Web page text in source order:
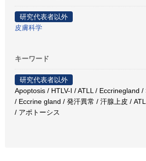
研究代表者以外
皮膚科学
キーワード
研究代表者以外
Apoptosis / HTLV-I / ATLL / Eccrinegland
/ Eccrine gland / 発汗異常 / 汗腺上皮 /
/ アポトーシス